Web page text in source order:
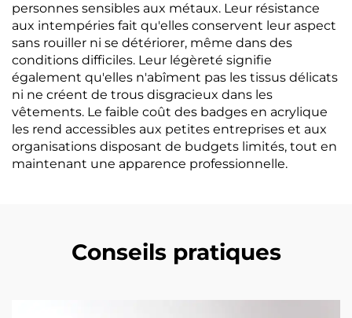
personnes sensibles aux métaux. Leur résistance
aux intempéries fait qu'elles conservent leur aspect
sans rouiller ni se détériorer, même dans des
conditions difficiles. Leur légèreté signifie
également qu'elles n'abîment pas les tissus délicats
ni ne créent de trous disgracieux dans les
vêtements. Le faible coût des badges en acrylique
les rend accessibles aux petites entreprises et aux
organisations disposant de budgets limités, tout en
maintenant une apparence professionnelle.
Conseils pratiques